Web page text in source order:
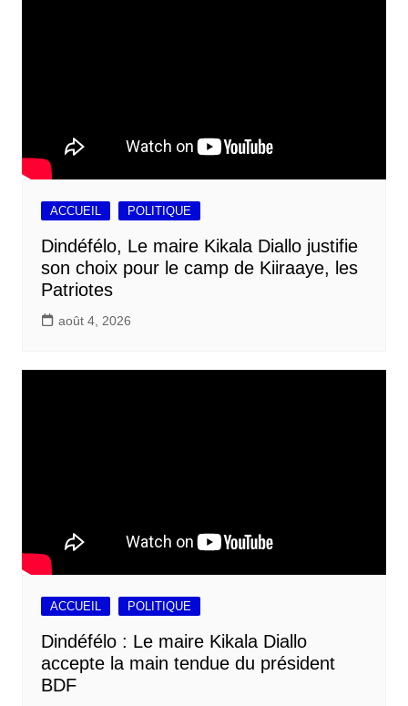
ACCUEIL POLITIQUE
Dindéfélo, Le maire Kikala Diallo justifie
son choix pour le camp de Kiiraaye, les
Patriotes
août 4, 2026
ACCUEIL POLITIQUE
Dindéfélo : Le maire Kikala Diallo
accepte la main tendue du président
BDF